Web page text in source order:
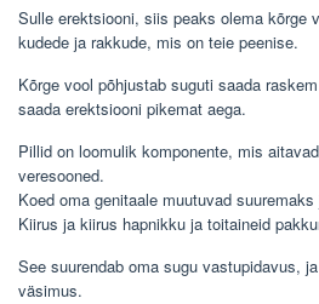
Sulle erektsiooni, siis peaks olema kõrge
kudede ja rakkude, mis on teie peenise.
Kõrge vool põhjustab suguti saada
saada erektsiooni pikemat aega.
Pillid on loomulik komponente, mis
veresooned.
Koed oma genitaale muutuvad
Kiirus ja kiirus hapnikku ja toitaineid
See suurendab oma sugu vastupidavus,
väsimus.